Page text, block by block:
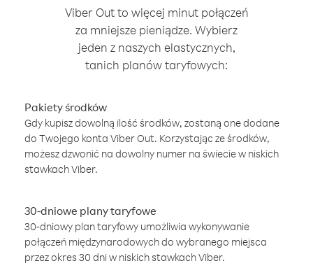
Viber Out to więcej minut połączeń
za mniejsze pieniądze. Wybierz
jeden z naszych elastycznych,
tanich planów taryfowych:
Pakiety środków
Gdy kupisz dowolną ilość środków, zostaną one dodane
do Twojego konta Viber Out. Korzystając ze środków,
możesz dzwonić na dowolny numer na świecie w niskich
stawkach Viber.
30-dniowe plany taryfowe
30-dniowy plan taryfowy umożliwia wykonywanie
połączeń międzynarodowych do wybranego miejsca
przez okres 30 dni w niskich stawkach Viber.